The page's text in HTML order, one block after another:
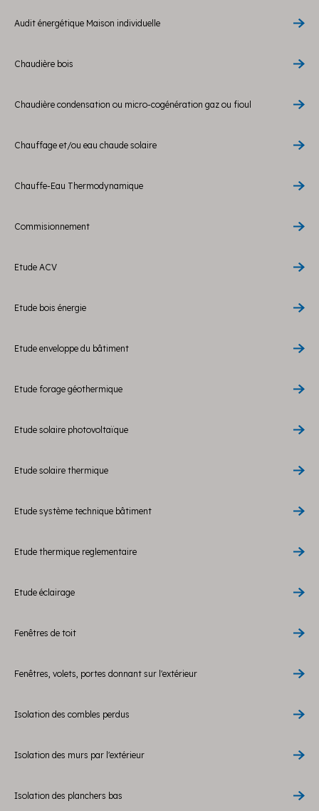
Audit énergétique Maison individuelle
Chaudière bois
Chaudière condensation ou micro-cogénération gaz ou fioul
Chauffage et/ou eau chaude solaire
Chauffe-Eau Thermodynamique
Commisionnement
Etude ACV
Etude bois énergie
Etude enveloppe du bâtiment
Etude forage géothermique
Etude solaire photovoltaïque
Etude solaire thermique
Etude système technique bâtiment
Etude thermique reglementaire
Etude éclairage
Fenêtres de toit
Fenêtres, volets, portes donnant sur l'extérieur
Isolation des combles perdus
Isolation des murs par l'extérieur
Isolation des planchers bas